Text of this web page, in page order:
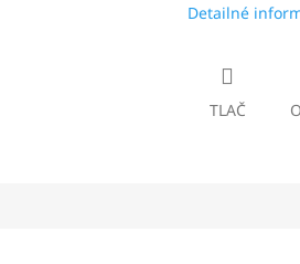
Detailné
TLAČ